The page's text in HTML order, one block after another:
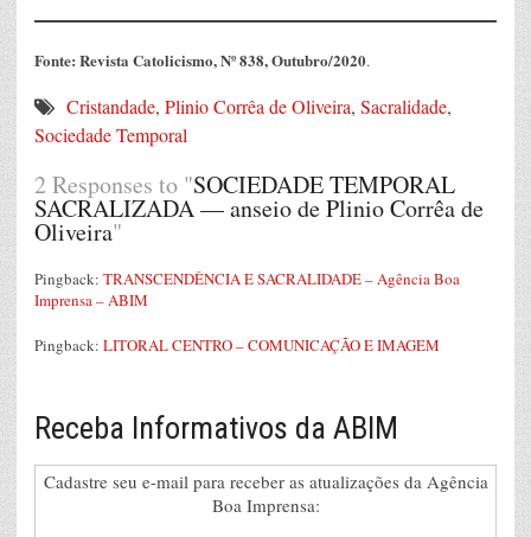
Fonte: Revista Catolicismo, Nº 838, Outubro/2020.
Cristandade, Plinio Corrêa de Oliveira, Sacralidade,
Sociedade Temporal
2 Responses to "SOCIEDADE TEMPORAL
SACRALIZADA — anseio de Plinio Corrêa de
Oliveira"
Pingback: TRANSCENDÊNCIA E SACRALIDADE – Agência Boa
Imprensa – ABIM
Pingback: LITORAL CENTRO – COMUNICAÇÃO E IMAGEM
Receba Informativos da ABIM
Cadastre seu e-mail para receber as atualizações da Agência
Boa Imprensa: